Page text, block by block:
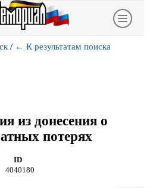
/ ← К результатам поиска
из донесения о
потерях
ID
4040180